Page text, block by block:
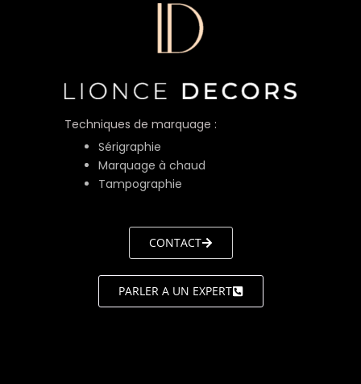
Techniques de marquage :
Sérigraphie
Marquage à chaud
Tampographie
CONTACT
PARLER A UN EXPERT